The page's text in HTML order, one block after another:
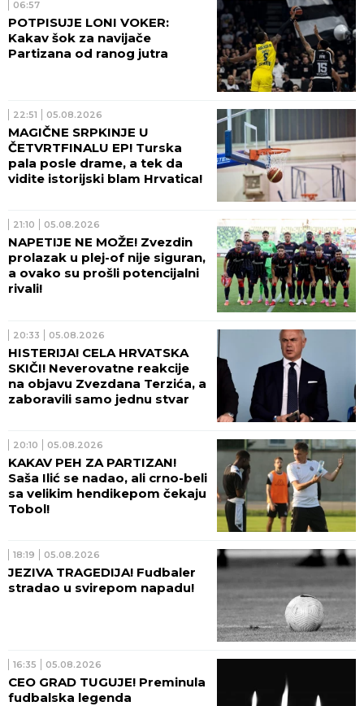
06:57
POTPISUJE LONI VOKER:
Kakav šok za navijače
Partizana od ranog jutra
22:51 05.08.2026
MAGIČNE SRPKINJE U
ČETVRTFINALU EP! Turska
pala posle drame, a tek da
vidite istorijski blam Hrvatica!
21:10 05.08.2026
NAPETIJE NE MOŽE! Zvezdin
prolazak u plej-of nije siguran,
a ovako su prošli potencijalni
rivali!
20:33 05.08.2026
HISTERIJA! CELA HRVATSKA
SKIČI! Neverovatne reakcije
na objavu Zvezdana Terzića, a
zaboravili samo jednu stvar
20:10 05.08.2026
KAKAV PEH ZA PARTIZAN!
Saša Ilić se nadao, ali crno-beli
sa velikim hendikepom čekaju
Tobol!
18:19 05.08.2026
JEZIVA TRAGEDIJA! Fudbaler
stradao u svirepom napadu!
16:35 05.08.2026
CEO GRAD TUGUJE! Preminula
fudbalska legenda